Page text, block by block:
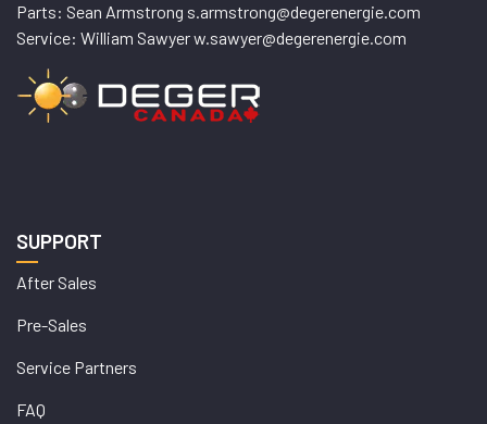
Parts: Sean Armstrong s.armstrong@degerenergie.com
Service: William Sawyer w.sawyer@degerenergie.com
SUPPORT
After Sales
Pre-Sales
Service Partners
FAQ